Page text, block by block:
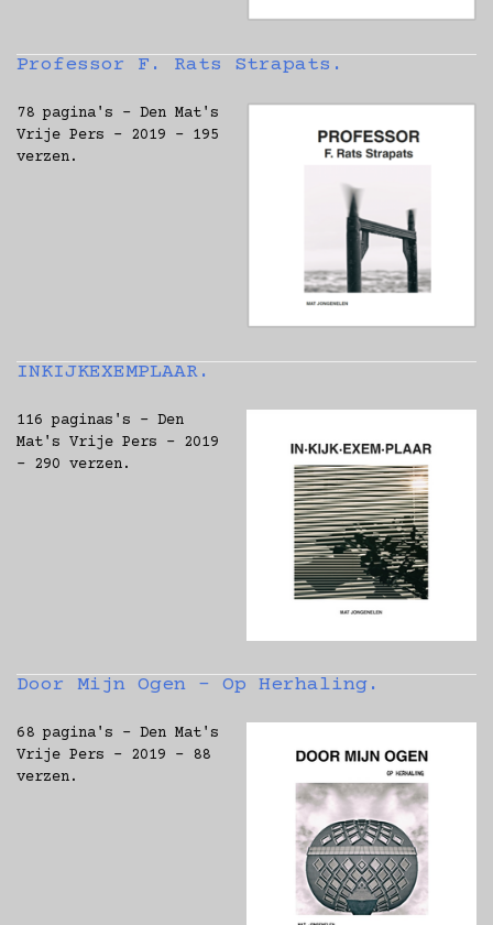
Professor F. Rats Strapats.
78 pagina's - Den Mat's
Vrije Pers - 2019 - 195
verzen.
INKIJKEXEMPLAAR.
116 paginas's - Den
Mat's Vrije Pers - 2019
- 290 verzen.
Door Mijn Ogen - Op Herhaling.
68 pagina's - Den Mat's
Vrije Pers - 2019 - 88
verzen.